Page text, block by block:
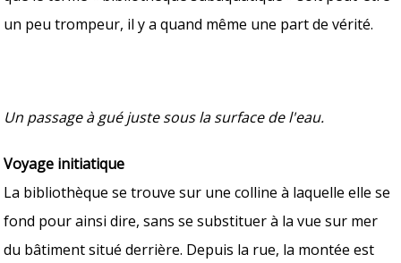
un peu trompeur, il y a quand même une part de vérité.
Un passage à gué juste sous la surface de l'eau.
Voyage initiatique
La bibliothèque se trouve sur une colline à laquelle elle se
fond pour ainsi dire, sans se substituer à la vue sur mer
du bâtiment situé derrière. Depuis la rue, la montée est